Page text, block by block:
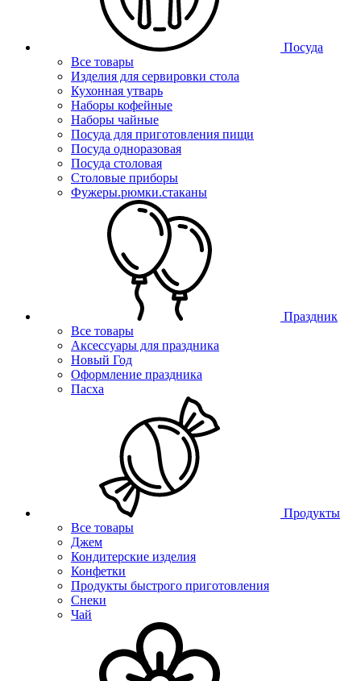
Посуда
Все товары
Изделия для сервировки стола
Кухонная утварь
Наборы кофейные
Наборы чайные
Посуда для приготовления пищи
Посуда одноразовая
Посуда столовая
Столовые приборы
Фужеры.рюмки.стаканы
Праздник
Все товары
Аксессуары для праздника
Новый Год
Оформление праздника
Пасха
Продукты
Все товары
Джем
Кондитерские изделия
Конфетки
Продукты быстрого приготовления
Снеки
Чай